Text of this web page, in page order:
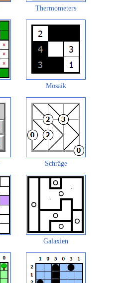
Thermometers
Mosaik
Schräge
Galaxien